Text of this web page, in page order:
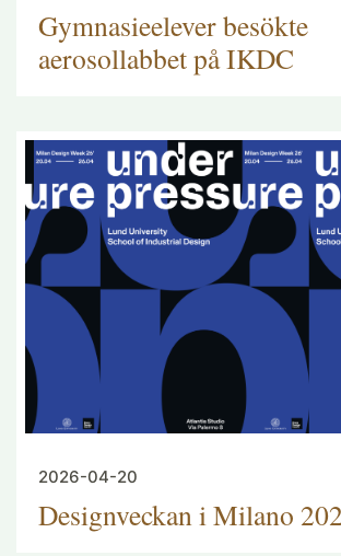
Gymnasieelever besökte
aerosollabbet på IKDC
2026-04-20
Designveckan i Milano